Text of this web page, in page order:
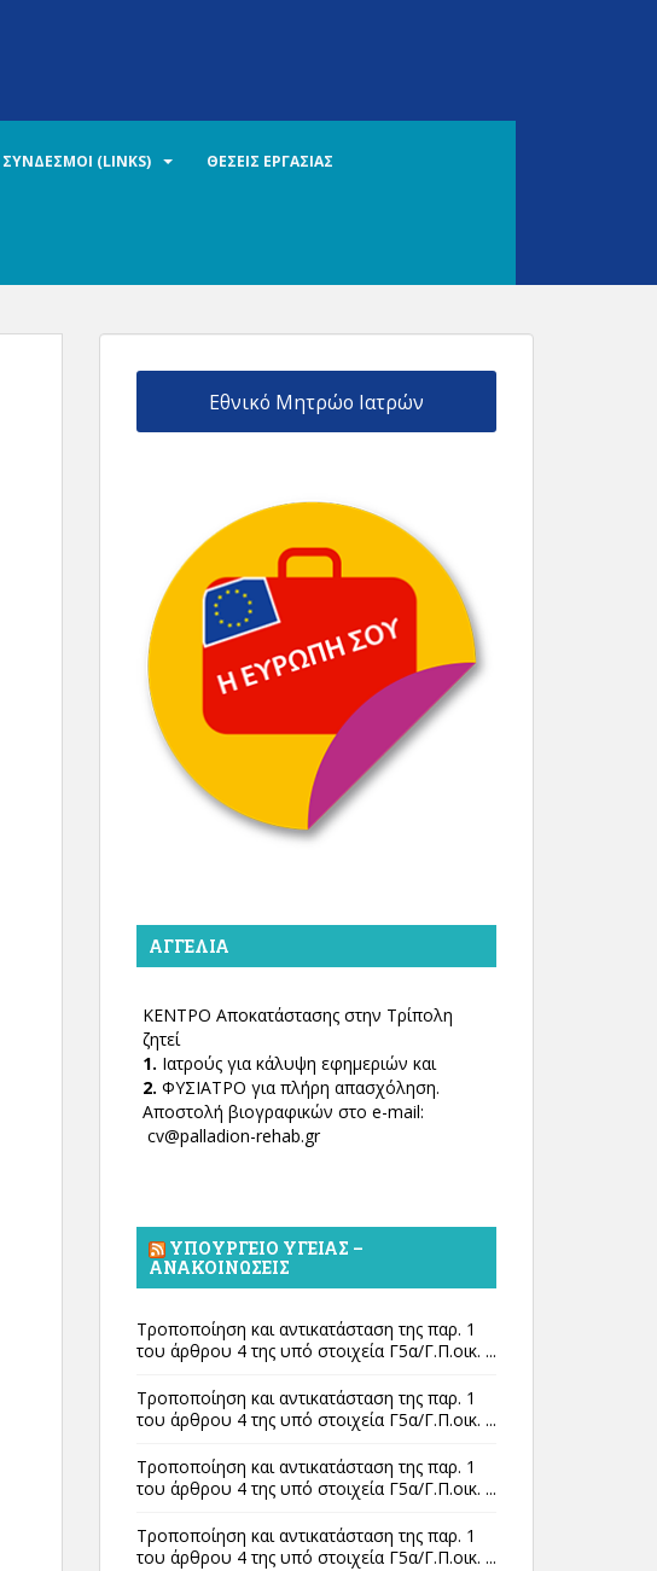
ΣΥΝΔΕΣΜΟΙ (LINKS) ΘΕΣΕΙΣ ΕΡΓΑΣΙΑΣ
Εθνικό Μητρώο Ιατρών
ΑΓΓΕΛΊΑ
ΚΕΝΤΡΟ Αποκατάστασης στην Τρίπολη
ζητεί
1. Ιατρούς για κάλυψη εφημεριών και
2. ΦΥΣΙΑΤΡΟ για πλήρη απασχόληση.
Αποστολή βιογραφικών στο e-mail:
cv@palladion-rehab.gr
ΥΠΟΥΡΓΕΊΟ ΥΓΕΊΑΣ –
ΑΝΑΚΟΙΝΏΣΕΙΣ
Τροποποίηση και αντικατάσταση της παρ. 1
του άρθρου 4 της υπό στοιχεία Γ5α/Γ.Π.οικ. ...
Τροποποίηση και αντικατάσταση της παρ. 1
του άρθρου 4 της υπό στοιχεία Γ5α/Γ.Π.οικ. ...
Τροποποίηση και αντικατάσταση της παρ. 1
του άρθρου 4 της υπό στοιχεία Γ5α/Γ.Π.οικ. ...
Τροποποίηση και αντικατάσταση της παρ. 1
του άρθρου 4 της υπό στοιχεία Γ5α/Γ.Π.οικ. ...